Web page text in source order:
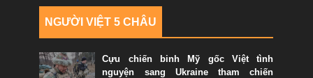
NGƯỜI VIỆT 5 CHÂU
Cựu chiến binh Mỹ gốc Việt tình
nguyện sang Ukraine tham chiến